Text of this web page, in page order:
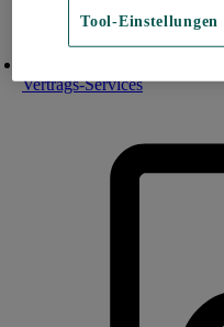
Vertrags-Services
Tool-Einstellungen